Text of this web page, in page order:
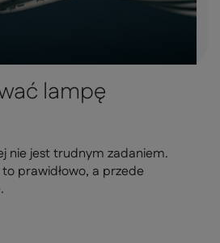
lampę
nie jest trudnym zadaniem.
prawidłowo, a przede